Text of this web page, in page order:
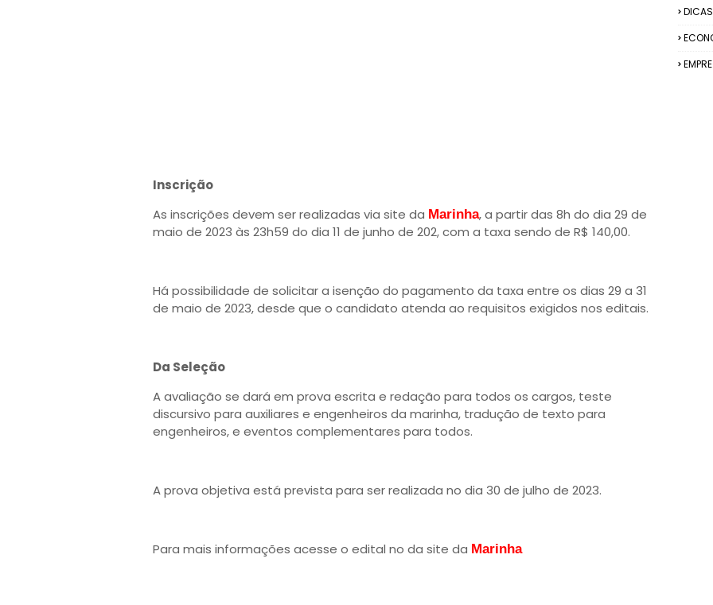
Inscrição
As inscrições devem ser realizadas via site da Marinha, a partir das 8h do dia 29 de
maio de 2023 às 23h59 do dia 11 de junho de 202, com a taxa sendo de R$ 140,00.
Há possibilidade de solicitar a isenção do pagamento da taxa entre os dias 29 a 31
de maio de 2023, desde que o candidato atenda ao requisitos exigidos nos editais.
Da Seleção
A avaliação se dará em prova escrita e redação para todos os cargos, teste
discursivo para auxiliares e engenheiros da marinha, tradução de texto para
engenheiros, e eventos complementares para todos.
A prova objetiva está prevista para ser realizada no dia 30 de julho de 2023.
Para mais informações acesse o edital no da site da Marinha
DICAS